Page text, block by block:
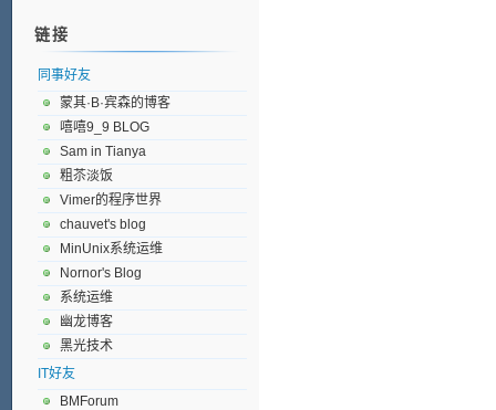
链接
同事好友
蒙其·B·宾森的博客
嘻嘻9_9 BLOG
Sam in Tianya
粗苶淡饭
Vimer的程序世界
chauvet's blog
MinUnix系统运维
Nornor's Blog
系统运维
幽龙博客
黑光技术
IT好友
BMForum